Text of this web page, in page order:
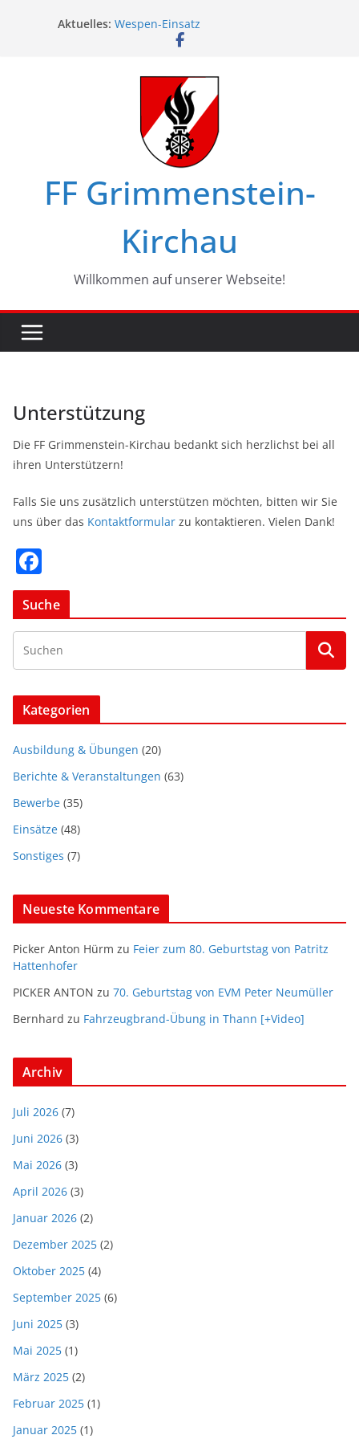
Aktuelles: Wespen-Einsatz
Glückwünsche zum 75. Geburtstag
Landesbewerbe in Zistersdorf
FF Grimmenstein-
Kirchau
Willkommen auf unserer Webseite!
Unterstützung
Die FF Grimmenstein-Kirchau bedankt sich herzlichst bei all
ihren Unterstützern!
Falls Sie uns zusätzlich unterstützen möchten, bitten wir Sie
uns über das Kontaktformular zu kontaktieren. Vielen Dank!
a
c
e
b
o
o
k
Suche
Kategorien
Ausbildung & Übungen (20)
Berichte & Veranstaltungen (63)
Bewerbe (35)
Einsätze (48)
Sonstiges (7)
Neueste Kommentare
Picker Anton Hürm zu Feier zum 80. Geburtstag von Patritz
Hattenhofer
PICKER ANTON zu 70. Geburtstag von EVM Peter Neumüller
Bernhard zu Fahrzeugbrand-Übung in Thann [+Video]
Archiv
Juli 2026 (7)
Juni 2026 (3)
Mai 2026 (3)
April 2026 (3)
Januar 2026 (2)
Dezember 2025 (2)
Oktober 2025 (4)
September 2025 (6)
Juni 2025 (3)
Mai 2025 (1)
März 2025 (2)
Februar 2025 (1)
Januar 2025 (1)